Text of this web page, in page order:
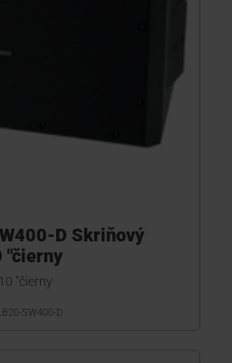
D Skriňový
"čierny
"čierny
SW400-D